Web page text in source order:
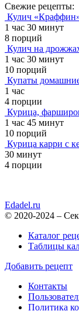
Свежие рецепты:
Кулич
1 час 30 минут
8 порций
Кулич на
1 час 30 минут
10 порций
Купаты
1 час
4 порции
Курица,
1 час 45 минут
10 порций
Курица карри с
30 минут
4 порции
Edadel.ru
© 2020-2024 –
Каталог
Таблицы
Добавить рецепт
Контакты
Политика